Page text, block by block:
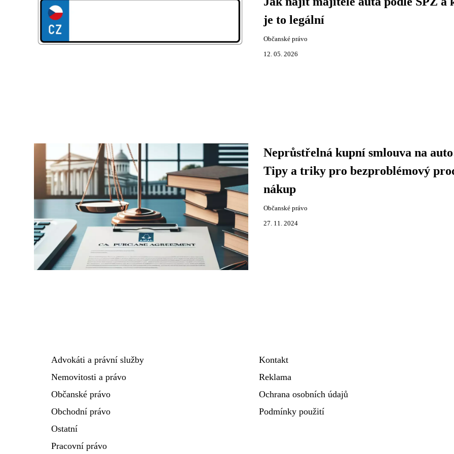
je to legální
Občanské právo
12. 05. 2026
Neprůstřelná kupní smlouva na
Tipy a triky pro bezproblémový
nákup
Občanské právo
27. 11. 2024
Advokáti a právní služby
Nemovitosti a právo
Občanské právo
Obchodní právo
Ostatní
Pracovní právo
Kontakt
Reklama
Ochrana osobních údajů
Podmínky použití